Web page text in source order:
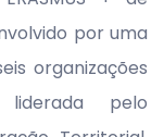
por uma
organizações
pelo